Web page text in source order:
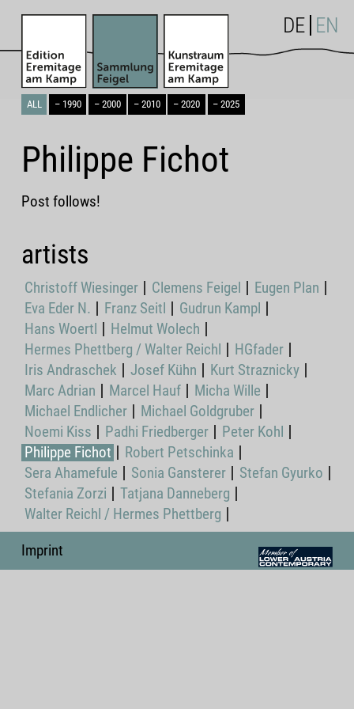
ALL – 1990 – 2000 – 2010 – 2020 – 2025
DE EN
Philippe Fichot
Post follows!
artists
Christoff Wiesinger Clemens Feigel
Eugen Plan
Eva Eder N.
Franz Seitl
Gudrun Kampl
Hans Woertl
Helmut Wolech
Hermes Phettberg / Walter Reichl
HGfader
Iris Andraschek
Josef Kühn
Kurt Straznicky
Marc Adrian
Marcel Hauf
Micha Wille
Michael Endlicher
Michael Goldgruber
Noemi Kiss
Padhi Friedberger
Peter Kohl
Philippe Fichot
Robert Petschinka
Sera Ahamefule
Sonia Gansterer
Stefan Gyurko
Stefania Zorzi
Tatjana Danneberg
Walter Reichl / Hermes Phettberg
Imprint